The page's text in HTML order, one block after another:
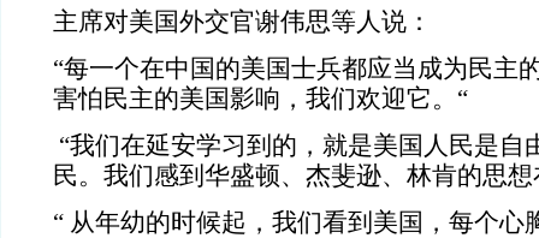
主席对美国外交官谢伟思等人说：
“每一个在中国的美国士兵都应当成为民主
害怕民主的美国影响，我们欢迎它。“
“我们在延安学习到的，就是美国人民是自
民。我们感到华盛顿、杰斐逊、林肯的思
“ 从年幼的时候起，我们看到美国，每个心